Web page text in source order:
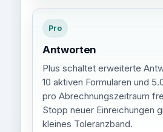
Pro
Antworten
Plus schaltet erweiterte
10 aktiven Formularen und
pro Abrechnungszeitraum
Stopp neuer Einreichungen
kleines Toleranzband.